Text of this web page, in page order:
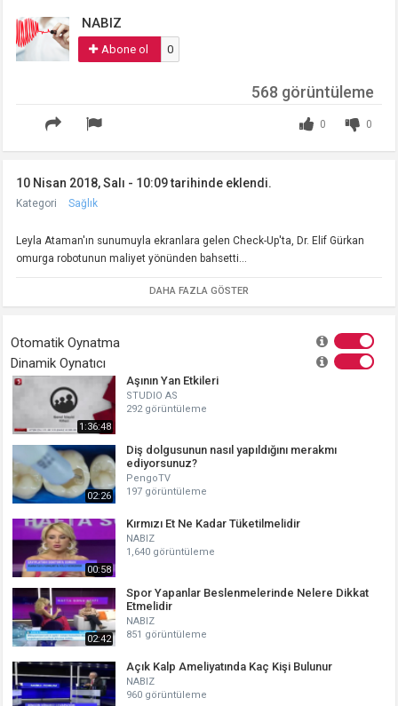
NABIZ
Abone ol 0
0
0
568 görüntüleme
10 Nisan 2018, Salı - 10:09 tarihinde eklendi.
Kategori Sağlık
Leyla Ataman'ın sunumuyla ekranlara gelen Check-Up'ta, Dr. Elif Gürkan
omurga robotunun maliyet yönünden bahsetti...
DAHA FAZLA GÖSTER
Otomatik Oynatma
Dinamik Oynatıcı
1:36:48
Aşının Yan Etkileri
STUDIO AS
292 görüntüleme
02:26
Diş dolgusunun nasıl yapıldığını merakmı
ediyorsunuz?
PengoTV
197 görüntüleme
00:58
Kırmızı Et Ne Kadar Tüketilmelidir
NABIZ
1,640 görüntüleme
02:42
Spor Yapanlar Beslenmelerinde Nelere Dikkat
Etmelidir
NABIZ
851 görüntüleme
Açık Kalp Ameliyatında Kaç Kişi Bulunur
NABIZ
960 görüntüleme